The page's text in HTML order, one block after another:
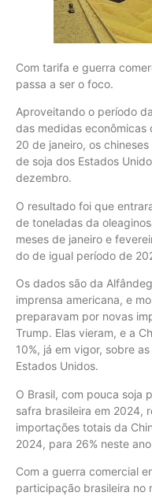
Com tarifa e guerra
passa a ser o foco.
Aproveitando o período
das medidas econômicas
20 de janeiro, os
de soja dos Estados
dezembro.
O resultado foi que
de toneladas da
meses de janeiro e
do de igual período de
Os dados são da
imprensa americana, e
preparavam por novas
Trump. Elas vieram, e a
10%, já em vigor, sobre
Estados Unidos.
O Brasil, com pouca soja
safra brasileira em 2024,
importações totais da
2024, para 26% neste
Com a guerra comercial
participação brasileira no